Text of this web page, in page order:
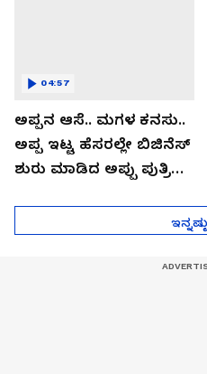
ಅಪ್ಪನ ಆಸೆ.. ಮಗಳ ಕನಸು..
ಅಪ್ಪ ಇಟ್ಟ ಹೆಸರಲ್ಲೇ ಬಿಜಿನೆಸ್​
ಶುರು ಮಾಡಿದ ಅಪ್ಪು ಪುತ್ರಿ
04:57